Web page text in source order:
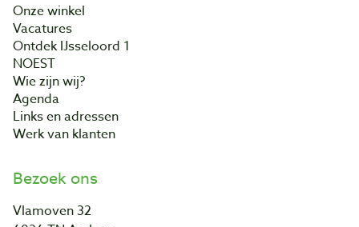
Onze winkel
Vacatures
Ontdek IJsseloord 1
NOEST
Wie zijn wij?
Agenda
Links en adressen
Werk van klanten
Bezoek ons
Vlamoven 32